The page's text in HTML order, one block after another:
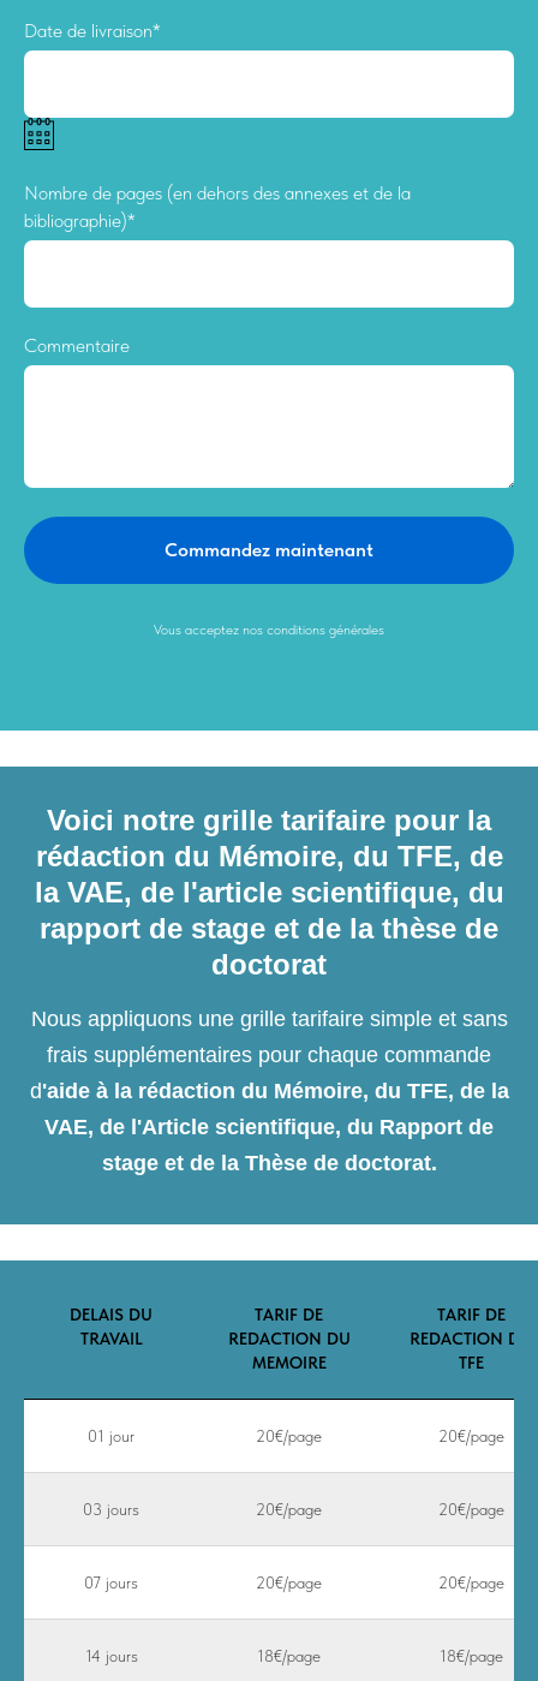
Date de livraison*
Nombre de pages (en dehors des annexes et de la
bibliographie)*
Commentaire
Commandez maintenant
Vous acceptez nos conditions générales
Voici notre grille tarifaire pour la
rédaction du Mémoire, du TFE, de
la VAE, de l'article scientifique, du
rapport de stage et de la thèse de
doctorat
Nous appliquons une grille tarifaire simple et sans
frais supplémentaires pour chaque commande
d'aide à la rédaction du Mémoire, du TFE, de la
VAE, de l'Article scientifique, du Rapport de
stage et de la Thèse de doctorat.
DELAIS DU
TRAVAIL
TARIF DE
REDACTION DU
MEMOIRE
TARIF DE
REDACTION DU
TFE
01 jour 20€/page 20€/page
03 jours 20€/page 20€/page
07 jours 20€/page 20€/page
14 jours 18€/page 18€/page